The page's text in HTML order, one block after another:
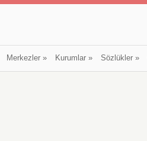
Merkezler» Kurumlar» Sözlükler»